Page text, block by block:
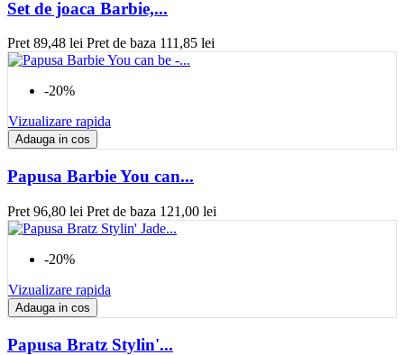
Set de joaca Barbie,...
Pret 89,48 lei Pret de baza 111,85 lei
-20%
Vizualizare rapida
Adauga in cos
Papusa Barbie You can...
Pret 96,80 lei Pret de baza 121,00 lei
-20%
Vizualizare rapida
Adauga in cos
Papusa Bratz Stylin'...